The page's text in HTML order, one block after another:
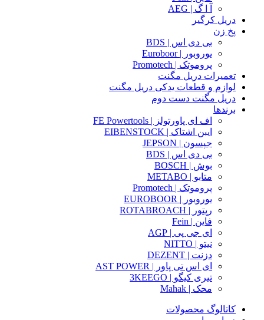
آ ا گ | AEG
دریل کرگیر
پخ زن
بی دی اس | BDS
یوروبور | Euroboor
پروموتک | Promotech
تعمیرات دریل مگنت
لوازم و قطعات یدکی دریل مگنت
دریل مگنت دست دوم
برندها
اف ای پاورتولز | FE Powertools
ایبن اشتاک | EIBENSTOCK
جپسون | JEPSON
بی دی اس | BDS
بوش | BOSCH
متابو | METABO
پروموتک | Promotech
یوروبور | EUROBOOR
رپتور | ROTABROACH
فاین | Fein
ای جی پی | AGP
نیتو | NITTO
دزنت | DEZENT
ای اس تی پاور | AST POWER
تیری کیگو | 3KEEGO
محک | Mahak
کاتالوگ محصولات